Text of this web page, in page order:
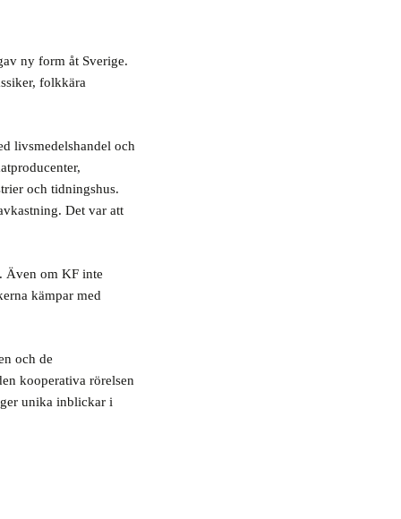
ny form åt Sverige.
folkkära
livsmedelshandel och
och tidningshus.
Det var att
Även om KF inte
kämpar med
och de
kooperativa rörelsen
unika inblickar i